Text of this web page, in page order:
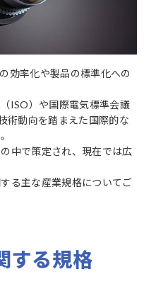
効率化や製品の標準化への
ISO）や国際電気標準会議
術動向を踏まえた国際的な
中で策定され、現在では広
る主な産業規格についてご
する規格